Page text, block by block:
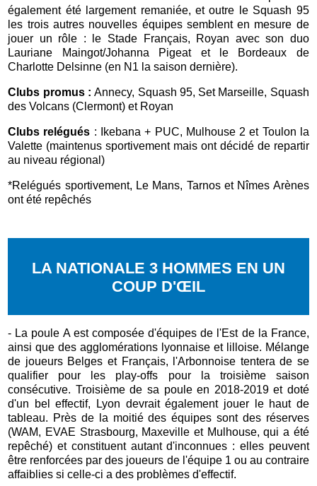
également été largement remaniée, et outre le Squash 95
les trois autres nouvelles équipes semblent en mesure de
jouer un rôle : le Stade Français, Royan avec son duo
Lauriane Maingot/Johanna Pigeat et le Bordeaux de
Charlotte Delsinne (en N1 la saison dernière).
Clubs promus :Annecy, Squash 95, Set Marseille, Squash
des Volcans (Clermont) et Royan
Clubs relégués : Ikebana + PUC, Mulhouse 2 et Toulon la
Valette (maintenus sportivement mais ont décidé de repartir
au niveau régional)
*Relégués sportivement, Le Mans, Tarnos et Nîmes Arènes
ont été repêchés
LA NATIONALE 3 HOMMES EN UN
COUP D'ŒIL
- La poule A est composée d'équipes de l'Est de la France,
ainsi que des agglomérations lyonnaise et lilloise. Mélange
de joueurs Belges et Français, l'Arbonnoise tentera de se
qualifier pour les play-offs pour la troisième saison
consécutive. Troisième de sa poule en 2018-2019 et doté
d'un bel effectif, Lyon devrait également jouer le haut de
tableau. Près de la moitié des équipes sont des réserves
(WAM, EVAE Strasbourg, Maxeville et Mulhouse, qui a été
repêché) et constituent autant d'inconnues : elles peuvent
être renforcées par des joueurs de l'équipe 1 ou au contraire
affaiblies si celle-ci a des problèmes d'effectif.